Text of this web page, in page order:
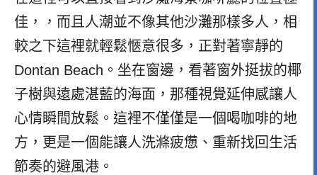
佳，，而且人潮並不像其他沙灘那樣多人，相
較之下這裡就輕鬆愜意很多，正對著寧靜的
Dontan Beach。坐在窗邊，看著窗外挺拔的椰
子樹與遠處湛藍的海面，那種視覺延伸感讓人
心情瞬間放鬆。這裡不僅僅是一個喝咖啡的地
方，更是一個能讓人洗滌疲憊、重新找回生活
節奏的避風港。